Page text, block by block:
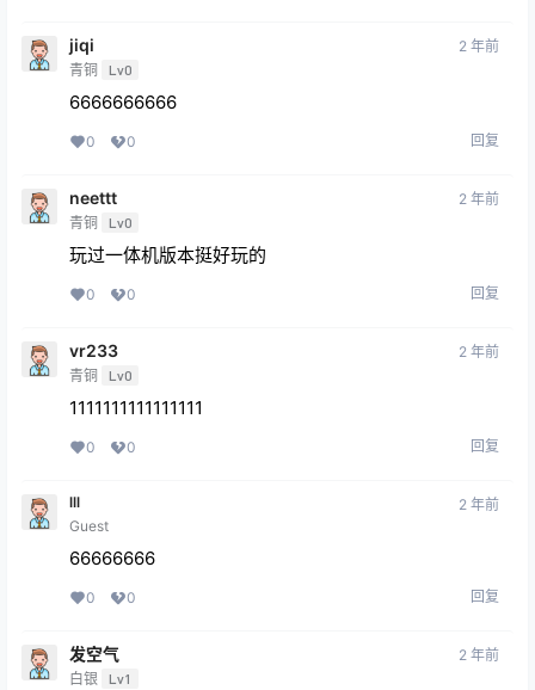
jiqi
青铜 Lv0
2 年前
6666666666
0 0 回复
neettt
青铜 Lv0
2 年前
玩过一体机版本挺好玩的
0 0 回复
vr233
青铜 Lv0
2 年前
1111111111111111
0 0 回复
lll
Guest
2 年前
66666666
0 0 回复
发空气
白银 Lv1
2 年前